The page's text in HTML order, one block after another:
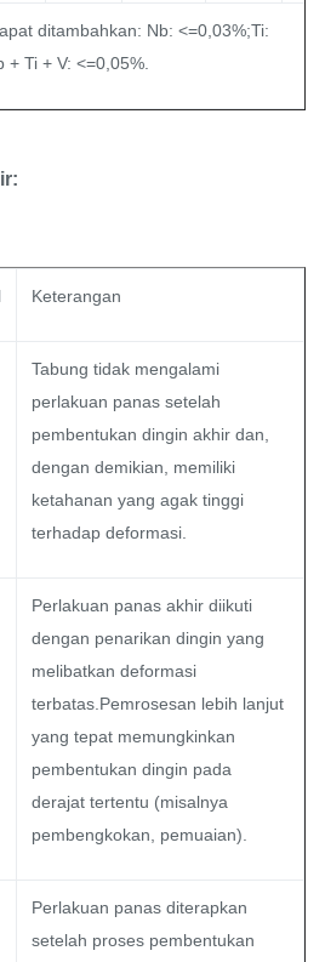
ditambahkan: Nb: <=0,03%;Ti:
Ti + V: <=0,05%.
Keterangan
Tabung tidak mengalami
perlakuan panas setelah
pembentukan dingin akhir dan,
dengan demikian, memiliki
ketahanan yang agak tinggi
terhadap deformasi.
Perlakuan panas akhir diikuti
dengan penarikan dingin yang
melibatkan deformasi
terbatas.Pemrosesan lebih lanjut
yang tepat memungkinkan
pembentukan dingin pada
derajat tertentu (misalnya
pembengkokan, pemuaian).
Perlakuan panas diterapkan
setelah proses pembentukan